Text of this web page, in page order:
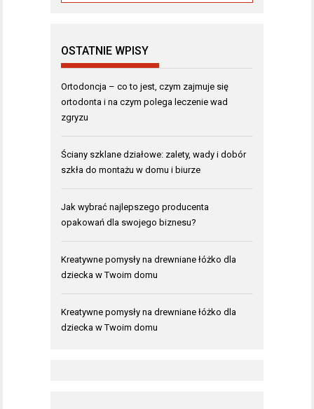
OSTATNIE WPISY
Ortodoncja – co to jest, czym zajmuje się
ortodonta i na czym polega leczenie wad
zgryzu
Ściany szklane działowe: zalety, wady i dobór
szkła do montażu w domu i biurze
Jak wybrać najlepszego producenta
opakowań dla swojego biznesu?
Kreatywne pomysły na drewniane łóżko dla
dziecka w Twoim domu
Kreatywne pomysły na drewniane łóżko dla
dziecka w Twoim domu